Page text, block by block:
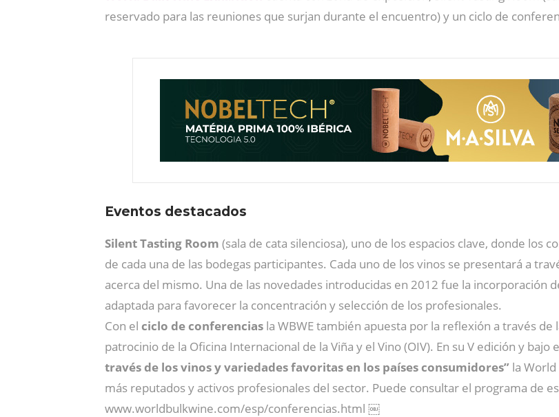
reservado para las reuniones que surjan durante el encuentro) y un ciclo de
Eventos destacados
Silent Tasting Room (sala de cata silenciosa), uno de los espacios clave, donde
de cada una de las bodegas participantes. Cada uno de los vinos se presentará a
acerca del mismo. Una de las novedades introducidas en 2012 fue la incorporación
adaptada para favorecer la concentración y selección de los profesionales.
Con el ciclo de conferencias la WBWE también apuesta por la reflexión a través
patrocinio de la Oficina Internacional de la Viña y el Vino (OIV). En su V edición y bajo
través de los vinos y variedades favoritas en los países consumidores” la
más reputados y activos profesionales del sector. Puede consultar el programa de
www.worldbulkwine.com/esp/conferencias.html ￼